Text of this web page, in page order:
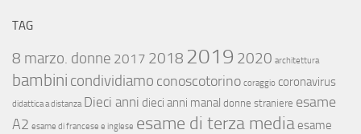
TAG
8 marzo. donne 2017 2018 2019 2020 architettura
bambini condividiamo conoscotorino coraggio coronavirus
didattica a distanza Dieci anni dieci anni manal donne straniere esame
A2 esame di francese e inglese esame di terza media esame